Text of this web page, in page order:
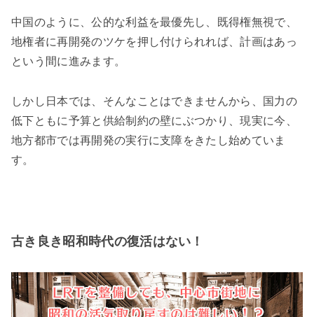
中国のように、公的な利益を最優先し、既得権無視で、
地権者に再開発のツケを押し付けられれば、計画はあっ
という間に進みます。
しかし日本では、そんなことはできませんから、国力の
低下ともに予算と供給制約の壁にぶつかり、現実に今、
地方都市では再開発の実行に支障をきたし始めていま
す。
古き良き昭和時代の復活はない！